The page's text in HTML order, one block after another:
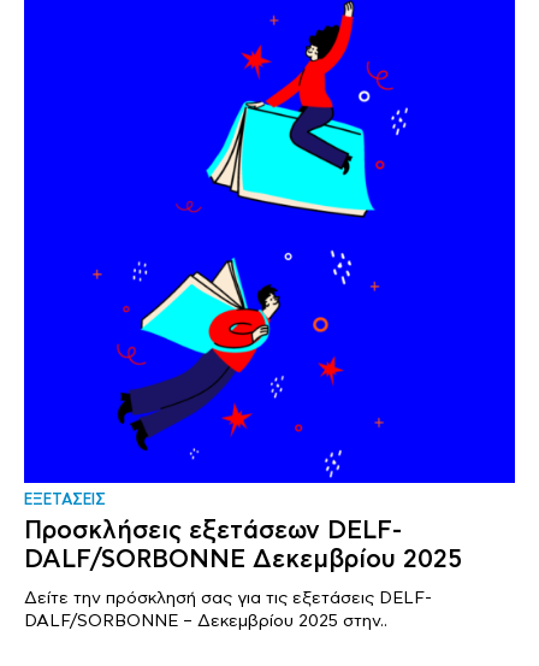
ΕΞΕΤΑΣΕΙΣ
Προσκλήσεις εξετάσεων DELF-
DALF/SORBONNE Δεκεμβρίου 2025
Δείτε την πρόσκλησή σας για τις εξετάσεις DELF-
DALF/SORBONNE – Δεκεμβρίου 2025 στην..